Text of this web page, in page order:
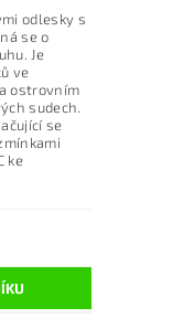
odlesky s
se o
Je
ve
ostrovním
sudech.
se
ke